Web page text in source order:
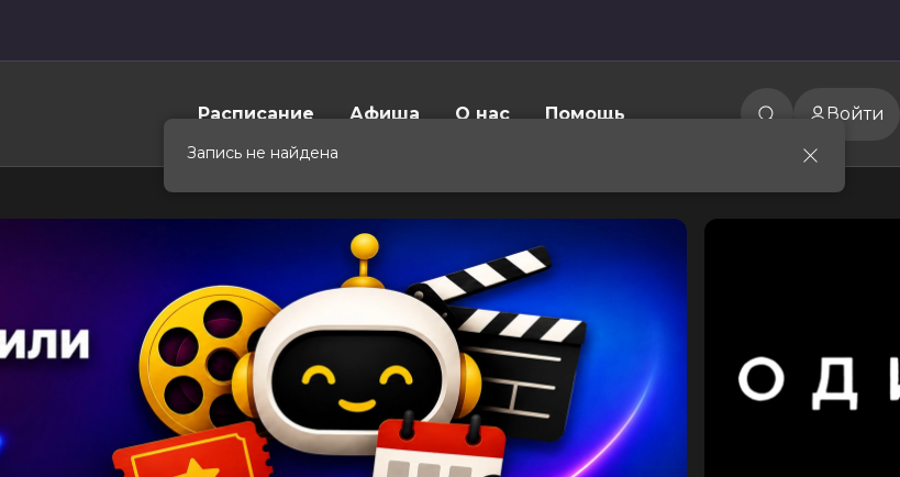
Расписание Афиша О нас Помощь Войти
Запись не найдена